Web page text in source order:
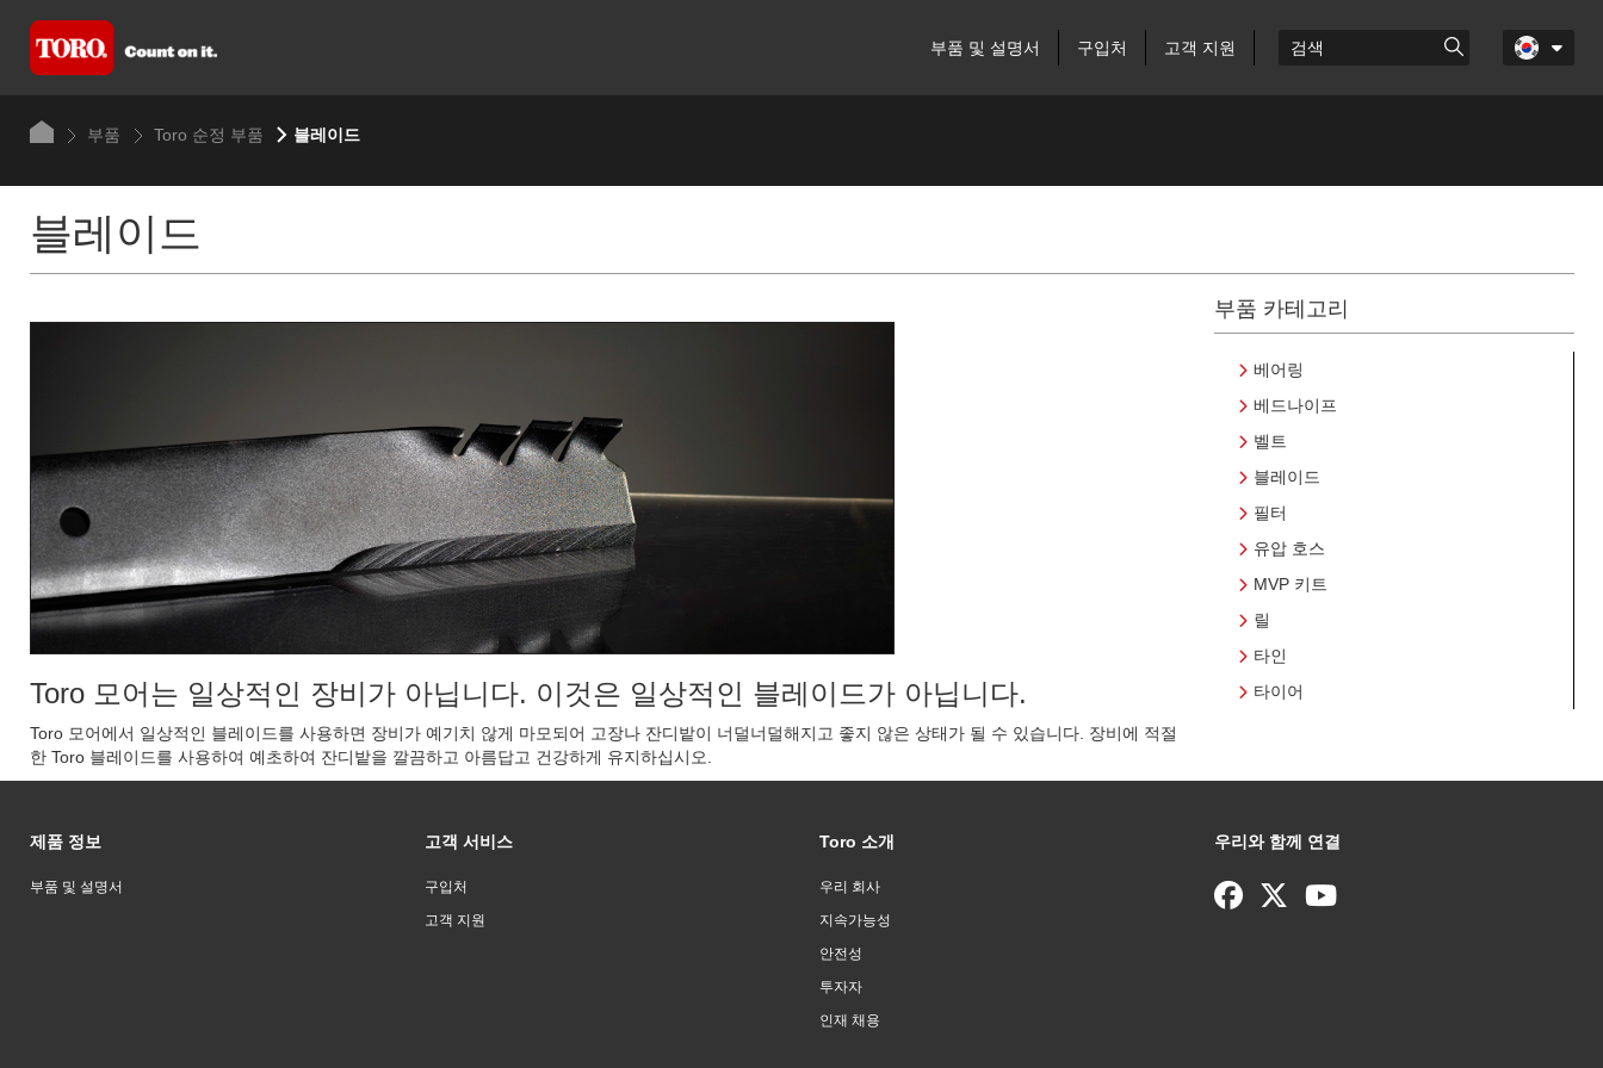
부품 및 설명서 구입처 고객 지원
부품 Toro 순정 부품 블레이드
블레이드
부품 카테고리
베어링
베드나이프
벨트
블레이드
필터
유압 호스
MVP 키트
릴
타인
타이어
Toro 모어는 일상적인 장비가 아닙니다. 이것은 일상적인 블레이드가 아닙니다.
Toro 모어에서 일상적인 블레이드를 사용하면 장비가 예기치 않게 마모되어 고장나 잔디밭이 너덜너덜해지고 좋지 않은 상태가 될 수 있습니다. 장비에 적절
한 Toro 블레이드를 사용하여 예초하여 잔디밭을 깔끔하고 아름답고 건강하게 유지하십시오.
제품 정보
부품 및 설명서
고객 서비스
구입처
고객 지원
Toro 소개
우리 회사
지속가능성
안전성
투자자
인재 채용
우리와 함께 연결